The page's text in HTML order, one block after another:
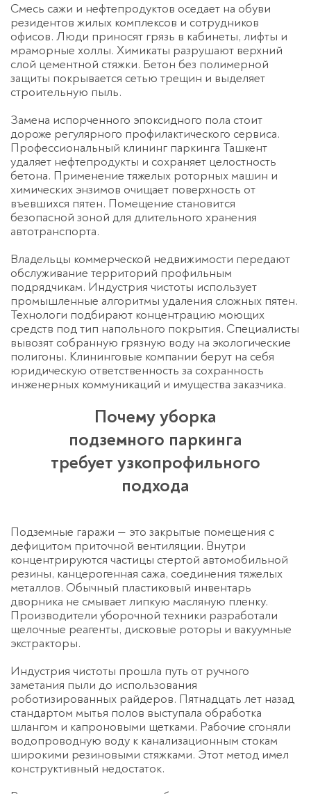
Смесь сажи и нефтепродуктов оседает на обуви
резидентов жилых комплексов и сотрудников
офисов. Люди приносят грязь в кабинеты, лифты и
мраморные холлы. Химикаты разрушают верхний
слой цементной стяжки. Бетон без полимерной
защиты покрывается сетью трещин и выделяет
строительную пыль.
Замена испорченного эпоксидного пола стоит
дороже регулярного профилактического сервиса.
Профессиональный клининг паркинга Ташкент
удаляет нефтепродукты и сохраняет целостность
бетона. Применение тяжелых роторных машин и
химических энзимов очищает поверхность от
въевшихся пятен. Помещение становится
безопасной зоной для длительного хранения
автотранспорта.
Владельцы коммерческой недвижимости передают
обслуживание территорий профильным
подрядчикам. Индустрия чистоты использует
промышленные алгоритмы удаления сложных пятен.
Технологи подбирают концентрацию моющих
средств под тип напольного покрытия. Специалисты
вывозят собранную грязную воду на экологические
полигоны. Клининговые компании берут на себя
юридическую ответственность за сохранность
инженерных коммуникаций и имущества заказчика.
Почему уборка
подземного паркинга
требует узкопрофильного
подхода
Подземные гаражи — это закрытые помещения с
дефицитом приточной вентиляции. Внутри
концентрируются частицы стертой автомобильной
резины, канцерогенная сажа, соединения тяжелых
металлов. Обычный пластиковый инвентарь
дворника не смывает липкую масляную пленку.
Производители уборочной техники разработали
щелочные реагенты, дисковые роторы и вакуумные
экстракторы.
Индустрия чистоты прошла путь от ручного
заметания пыли до использования
роботизированных райдеров. Пятнадцать лет назад
стандартом мытья полов выступала обработка
шлангом и капроновыми щетками. Рабочие сгоняли
водопроводную воду к канализационным стокам
широкими резиновыми стяжками. Этот метод имел
конструктивный недостаток.